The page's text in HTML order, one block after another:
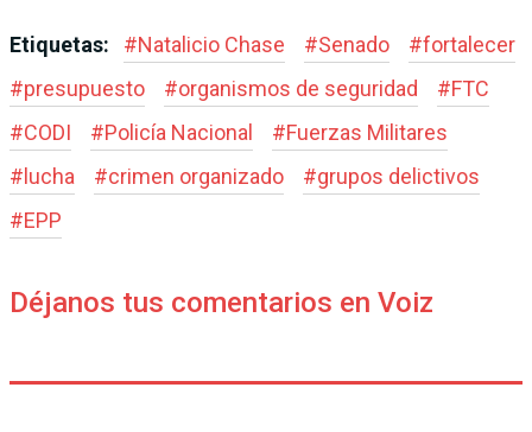
Etiquetas: #Natalicio Chase #Senado #fortalecer
#presupuesto #organismos de seguridad #FTC
#CODI #Policía Nacional #Fuerzas Militares
# lucha #crimen organizado #grupos delictivos
#EPP
Déjanos tus comentarios en Voiz